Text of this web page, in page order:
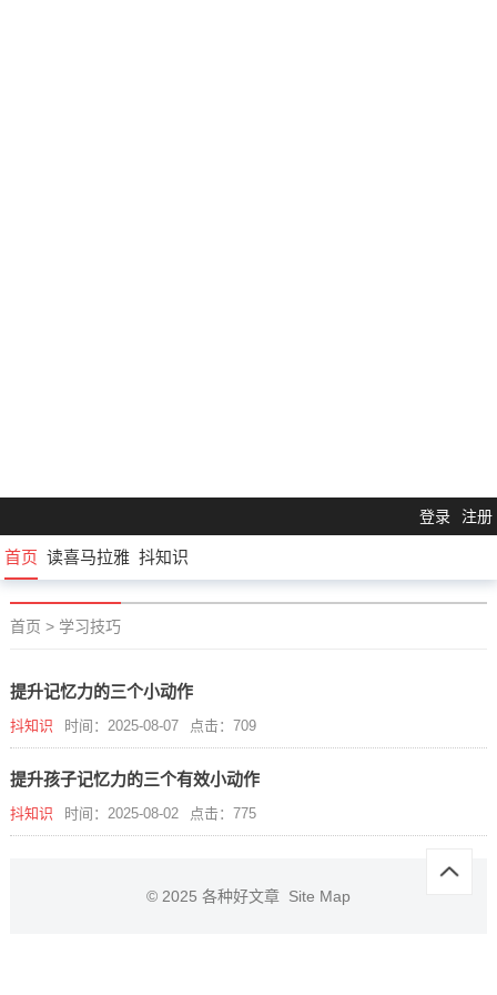
登录 注册
首页 读喜马拉雅 抖知识
首页 > 学习技巧
提升记忆力的三个小动作
抖知识 时间：2025-08-07 点击：709
提升孩子记忆力的三个有效小动作
抖知识 时间：2025-08-02 点击：775
© 2025 各种好文章 Site Map